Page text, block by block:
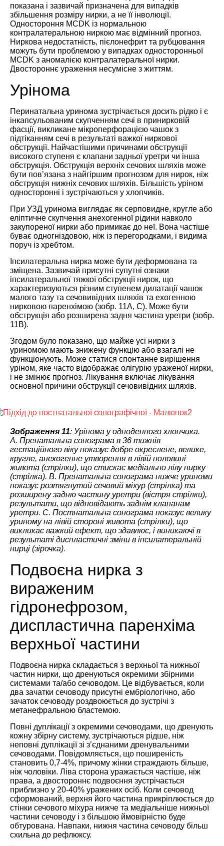
показана і зазвичай призначена для випадків
збільшення розміру нирки, а не її інволюції.
Одностороння MCDK із нормальною
контралатеральною ниркою має відмінний прогноз.
Ниркова недостатність, пієлонефрит та рубцювання
можуть бути проблемою у випадках односторонньої
MCDK з аномалією контралатеральної нирки.
Двостороннє ураження несумісне з життям.
Урінома
Перинатальна уринома зустрічається досить рідко і є
інкапсульованим скупченням сечі в принирковій
фасції, викликане мікроперфорацією чашок з
підтіканням сечі в результаті важкої ниркової
обструкції. Найчастішими причинами обструкції
високого ступеня є клапани задньої уретри чи інша
обструкція. Обструкція верхніх сечових шляхів може
бути пов’язана з найгіршим прогнозом для нирок, ніж
обструкція нижніх сечових шляхів. Більшість уріном
односторонні і зустрічаються у хлопчиків.
При УЗД уринома виглядає як серповидне, кругле або
еліптичне скупчення анехогенної рідини навколо
закупореної нирки або примикає до неї. Вона частіше
буває одногніздовою, ніж із перегородками, і видима
поруч із хребтом.
Іпсилатеральна нирка може бути деформована та
зміщена. Зазвичай присутні супутні ознаки
іпсилатеральної тяжкої обструкції нирок, що
характеризуються різним ступенем дилатації чашок
малого тазу та сечовивідних шляхів та ехогенною
нирковою паренхімою (зобр. 11А, С). Може бути
обструкція або розширена задня частина уретри (зобр.
11B).
Згодом було показано, що майже усі нирки з
уриномою мають знижену функцію або взагалі не
функціонують. Може статися спонтанне вирішення
уріном, яке часто відображає олігурію ураженої нирки,
і не змінює прогноз. Лікування включає лікування
основної причини обструкції сечовивідних шляхів.
Зображення 11: Урінома у одноденного хлопчика.
А. Пренатальна сонограма в 36 тижнів
гестаційного віку показує добре окреслене, велике,
кругле, анехогенне утворення в лівій половині
живота (стрілки), що стискає медіально ліву нирку
(стрілка). B. Пренатальна сонограма нижче уриноми
показує розтягнутий сечовий міхур (стрілка) та
розширену задню частину уретри (вістря стрілки),
результати, що відповідають заднім клапанам
уретри. C. Постнатальна сонограма показує велику
уриному на лівій стороні живота (стрілки), що
викликає важкий ефект, що здавлює, і виникаючі в
результаті диспластичні зміни в іпсилатеральній
нирці (зірочка).
Подвоєна нирка з
вираженим
гідронефрозом,
диспластична паренхіма
верхньої частини
Подвоєна нирка складається з верхньої та нижньої
частин нирки, що дренуються окремими збірними
системами та/або сечоводом. Це відбувається, коли
два зачатки сечоводу присутні ембріологічно, або
зачаток сечоводу роздвоюється до зустрічі з
метанефральною бластемою.
Повні дуплікації з окремими сечоводами, що дренують
кожну збірну систему, зустрічаються рідше, ніж
неповні дуплікації зі з’єднаними дренувальними
сечоводами. Повідомляється, що поширеність
становить 0,7-4%, причому жінки страждають більше,
ніж чоловіки. Ліва сторона уражається частіше, ніж
права, а двостороннє подвоєння зустрічається
приблизно у 20-40% уражених осіб. Коли сечовод
сформований, верхня його частина прикріплюється до
стінки сечового міхура нижче та медіальніше нижньої
частини сечоводу і з більшою ймовірністю буде
обтурована. Навпаки, нижня частина сечоводу більш
схильна до рефлюксу.